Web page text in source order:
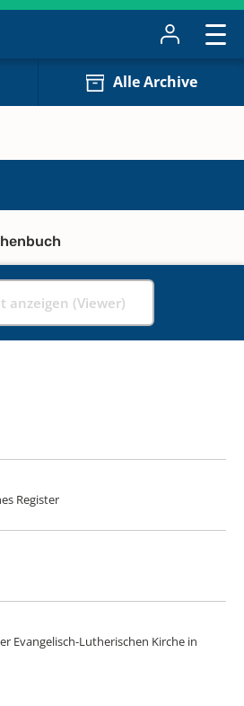
Alle Archive
anzeigen (Viewer)
Register
Evangelisch-Lutherischen Kirche in